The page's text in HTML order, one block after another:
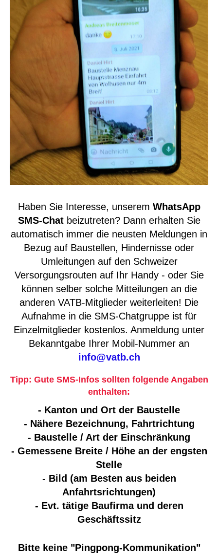
Haben Sie Interesse, unserem WhatsApp
SMS-Chatbeizutreten? Dann erhalten Sie
automatisch immer die neusten Meldungen in
Bezug auf Baustellen, Hindernisse oder
Umleitungen auf den Schweizer
Versorgungsrouten auf Ihr Handy - oder Sie
können selber solche Mitteilungen an die
anderen VATB-Mitglieder weiterleiten! Die
Aufnahme in die SMS-Chatgruppe ist für
Einzelmitglieder kostenlos. Anmeldung unter
Bekanntgabe Ihrer Mobil-Nummer an
info@vatb.ch
Tipp: Gute SMS-Infos sollten folgende Angaben
enthalten:
- Kanton und Ort der Baustelle
- Nähere Bezeichnung, Fahrtrichtung
- Baustelle / Art der Einschränkung
- Gemessene Breite / Höhe an der engsten
Stelle
- Bild (am Besten aus beiden
Anfahrtsrichtungen)
- Evt. tätige Baufirma und deren
Geschäftssitz
Bitte keine "Pingpong-Kommunikation"